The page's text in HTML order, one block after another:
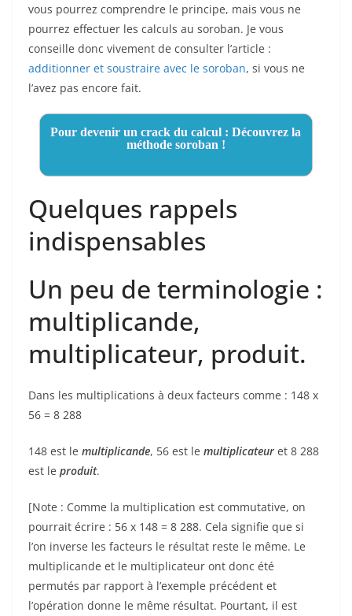
vous pourrez comprendre le principe, mais vous ne
pourrez effectuer les calculs au soroban. Je vous
conseille donc vivement de consulter l’article :
additionner et soustraire avec le soroban, si vous ne
l’avez pas encore fait.
Pour devenir un crack du calcul : Découvrez la
méthode soroban !
Quelques rappels
indispensables
Un peu de terminologie :
multiplicande,
multiplicateur, produit.
Dans les multiplications à deux facteurs comme : 148 x
56 = 8 288
148 est le multiplicande, 56 est le multiplicateur et 8 288
est le produit.
[Note : Comme la multiplication est commutative, on
pourrait écrire : 56 x 148 = 8 288. Cela signifie que si
l’on inverse les facteurs le résultat reste le même. Le
multiplicande et le multiplicateur ont donc été
permutés par rapport à l’exemple précédent et
l’opération donne le même résultat. Pourtant, il est